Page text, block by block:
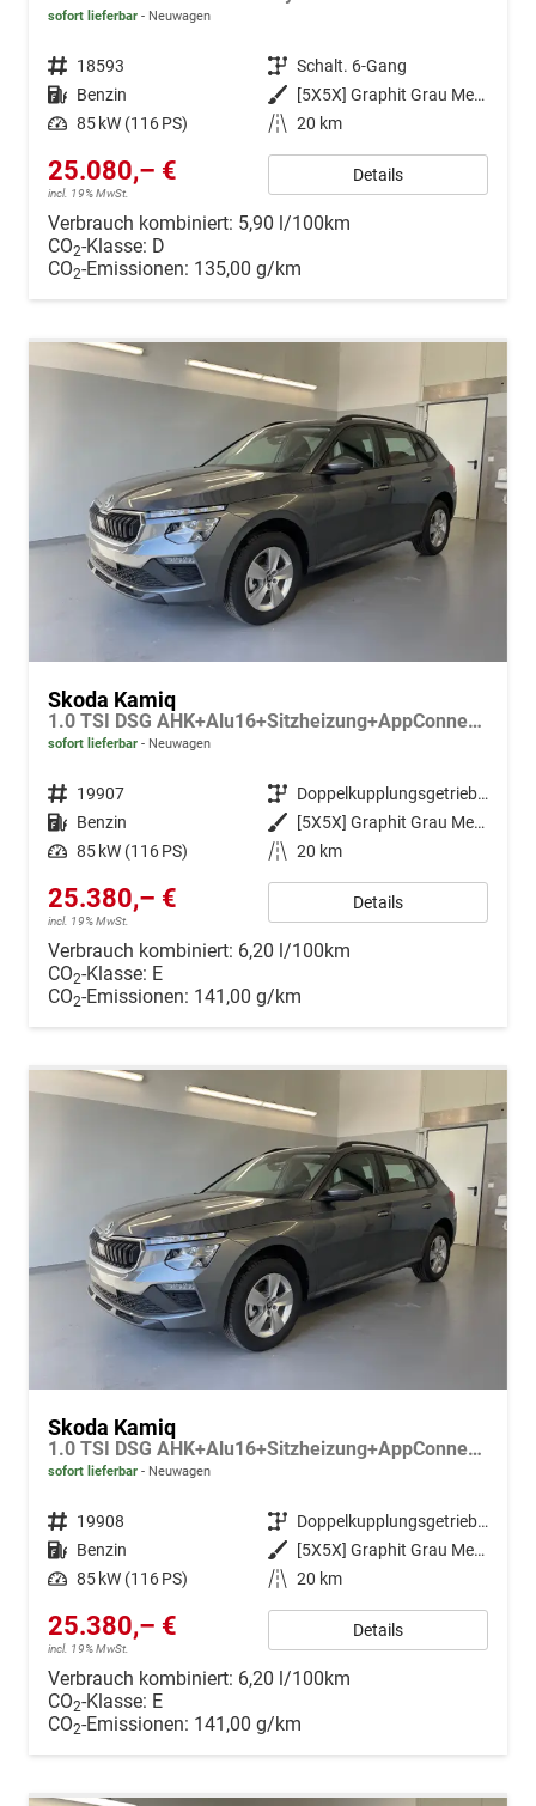
sofort lieferbar Neuwagen
Fahrzeugnr. 18593 Getriebe Schalt. 6-Gang
Kraftstoff Benzin Außenfarbe
[5X5X] Graphit Grau Metallic
Leistung 85 kW (116 PS) Kilometerstand 20 km
25.080,– €
incl. 19% MwSt.
Details
Verbrauch kombiniert: 5,90 l/100km
CO2-Klasse: D
CO2-Emissionen: 135,00 g/km
Skoda Kamiq
1.0 TSI DSG AHK+Alu16+Sitzheizung+AppConnect+GV5+LED+Nebel+Klima
sofort lieferbar Neuwagen
Fahrzeugnr. 19907 Getriebe
Doppelkupplungsgetriebe (DSG)
Kraftstoff Benzin Außenfarbe
[5X5X] Graphit Grau Metallic
Leistung 85 kW (116 PS) Kilometerstand 20 km
25.380,– €
incl. 19% MwSt.
Details
Verbrauch kombiniert: 6,20 l/100km
CO2-Klasse: E
CO2-Emissionen: 141,00 g/km
Skoda Kamiq
1.0 TSI DSG AHK+Alu16+Sitzheizung+AppConnect+GV5+LED+Nebel+Klima
sofort lieferbar Neuwagen
Fahrzeugnr. 19908 Getriebe
Doppelkupplungsgetriebe (DSG)
Kraftstoff Benzin Außenfarbe
[5X5X] Graphit Grau Metallic
Leistung 85 kW (116 PS) Kilometerstand 20 km
25.380,– €
incl. 19% MwSt.
Details
Verbrauch kombiniert: 6,20 l/100km
CO2-Klasse: E
CO2-Emissionen: 141,00 g/km